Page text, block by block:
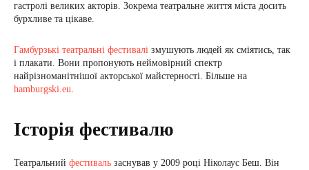
гастролі великих акторів. Зокрема театральне життя міста досить
бурхливе та цікаве.
Гамбурзькі театральні фестивалі змушують людей як сміятись, так
і плакати. Вони пропонують неймовірний спектр
найрізноманітнішої акторської майстерності. Більше на
hamburgski.eu.
Історія фестивалю
Театральний фестиваль заснував у 2009 році Ніколаус Беш. Він